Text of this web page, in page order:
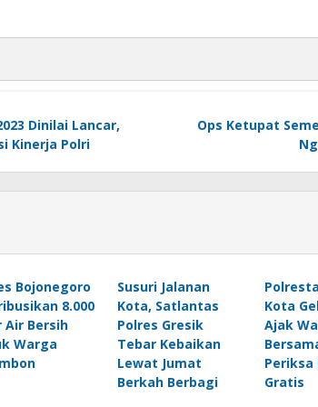
Dinilai Lancar,
Kinerja Polri
Ops Ketupat
Bojonegoro
8.000
Air Bersih
Warga
Susuri Jalanan
Kota, Satlantas
Polres Gresik
Tebar Kebaikan
Lewat Jumat
Berkah Berbagi
Kota
Ajak
Periksa
Gratis